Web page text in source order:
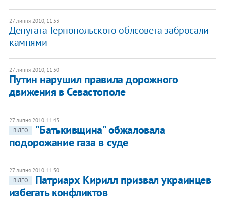
27 липня 2010, 11:53
Депутата Тернопольского облсовета забросали
камнями
27 липня 2010, 11:50
Путин нарушил правила дорожного
движения в Севастополе
27 липня 2010, 11:43
ВІДЕО
"Батькивщина" обжаловала
подорожание газа в суде
27 липня 2010, 11:30
ВІДЕО
Патриарх Кирилл призвал украинцев
избегать конфликтов